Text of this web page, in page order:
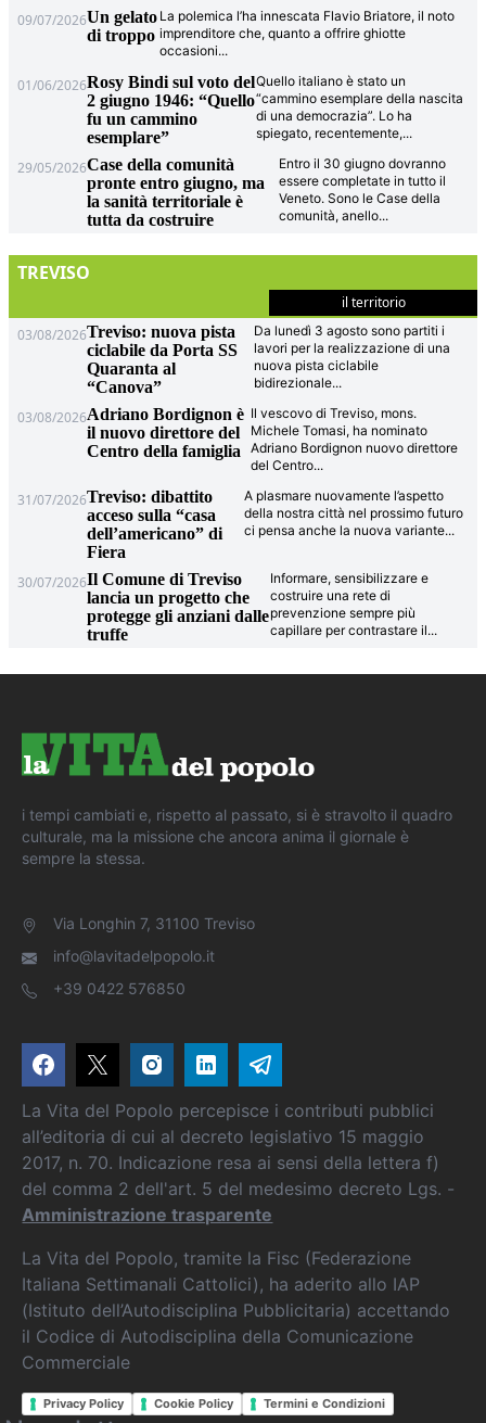
09/07/2026Un gelato
di troppo
La polemica l’ha innescata Flavio Briatore, il noto
imprenditore che, quanto a offrire ghiotte
occasioni...
01/06/2026Rosy Bindi sul voto del
2 giugno 1946: “Quello
fu un cammino
esemplare”
Quello italiano è stato un
“cammino esemplare della nascita
di una democrazia”. Lo ha
spiegato, recentemente,...
29/05/2026Case della comunità
pronte entro giugno, ma
la sanità territoriale è
tutta da costruire
Entro il 30 giugno dovranno
essere completate in tutto il
Veneto. Sono le Case della
comunità, anello...
TREVISO
il territorio
03/08/2026Treviso: nuova pista
ciclabile da Porta SS
Quaranta al
“Canova”
Da lunedì 3 agosto sono partiti i
lavori per la realizzazione di una
nuova pista ciclabile
bidirezionale...
03/08/2026Adriano Bordignon è
il nuovo direttore del
Centro della famiglia
Il vescovo di Treviso, mons.
Michele Tomasi, ha nominato
Adriano Bordignon nuovo direttore
del Centro...
31/07/2026Treviso: dibattito
acceso sulla “casa
dell’americano” di
Fiera
A plasmare nuovamente l’aspetto
della nostra città nel prossimo futuro
ci pensa anche la nuova variante...
30/07/2026Il Comune di Treviso
lancia un progetto che
protegge gli anziani dalle
truffe
Informare, sensibilizzare e
costruire una rete di
prevenzione sempre più
capillare per contrastare il...
i tempi cambiati e, rispetto al passato, si è stravolto il quadro
culturale, ma la missione che ancora anima il giornale è
sempre la stessa.
Via Longhin 7, 31100 Treviso
info@lavitadelpopolo.it
+39 0422 576850
La Vita del Popolo percepisce i contributi pubblici
all’editoria di cui al decreto legislativo 15 maggio
2017, n. 70. Indicazione resa ai sensi della lettera f)
del comma 2 dell'art. 5 del medesimo decreto Lgs. -
Amministrazione trasparente
La Vita del Popolo, tramite la Fisc (Federazione
Italiana Settimanali Cattolici), ha aderito allo IAP
(Istituto dell’Autodisciplina Pubblicitaria) accettando
il Codice di Autodisciplina della Comunicazione
Commerciale
Privacy Policy Cookie Policy Termini e Condizioni